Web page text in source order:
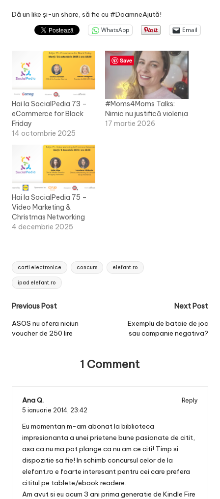
Dă un like și-un share, să fie cu #DoamneAjută!
WhatsApp Email
Hai la SocialPedia 73 –
eCommerce for Black
Friday
14 octombrie 2025
#Moms4Moms Talks:
Nimic nu justifică violența
17 martie 2026
Hai la SocialPedia 75 –
Video Marketing &
Christmas Networking
4 decembrie 2025
Tags:
carti electronice concurs elefant.ro
ipad elefant.ro
Post
navigation
Previous Post
ASOS nu ofera niciun
voucher de 250 lire
Next Post
Exemplu de bataie de joc
sau campanie negativa?
1 Comment
Ana Q.
Reply
5 ianuarie 2014, 23:42
Eu momentan m-am abonat la biblioteca
impresionanta a unei prietene bune pasionate de citit,
asa ca nu ma pot plange ca nu am ce citi! Timp si
dispozitie sa fie! In schimb concursul celor de la
elefant.ro e foarte interesant pentru cei care prefera
cititul pe tablete/ebook readere.
Am avut si eu acum 3 ani prima generatie de Kindle Fire
Save